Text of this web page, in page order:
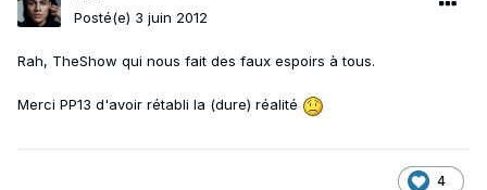
Posté(e) 3 juin 2012
Rah, TheShow qui nous fait des faux espoirs à tous.
Merci PP13 d'avoir rétabli la (dure) réalité
4